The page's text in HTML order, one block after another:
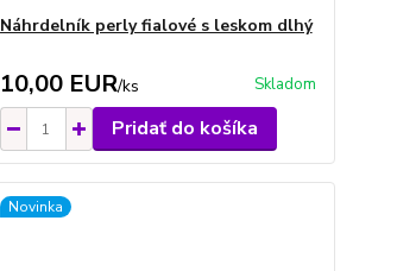
Náhrdelník perly fialové s leskom dlhý
10,00 EUR/ks Skladom
Pridať do košíka
Novinka